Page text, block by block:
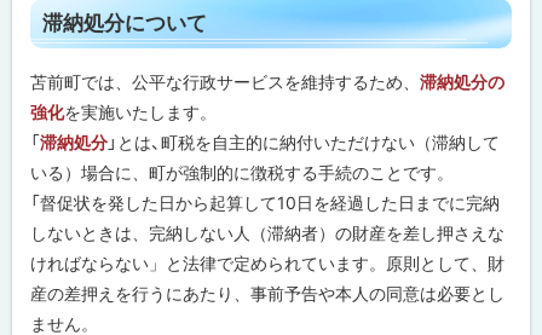
ス
を
提
供
す
る
め
の
大
切
な
財
源
で
す
ト
ッ
プ
に
戻
る
滞納処分について
苫前町では、公平な行政サービスを維持するため、 滞納処分の
強化を実施いたします。
「滞納処分」とは、町税を自主的に納付いただけない（滞納して
いる）場合に、町が強制的に徴税する手続のことです。
「督促状を発した日から起算して10日を経過した日までに完納
しないときは、完納しない人（滞納者）の財産を差し押さえな
ければならない」と法律で定められています。原則として、財
産の差押えを行うにあたり、事前予告や本人の同意は必要とし
ません。